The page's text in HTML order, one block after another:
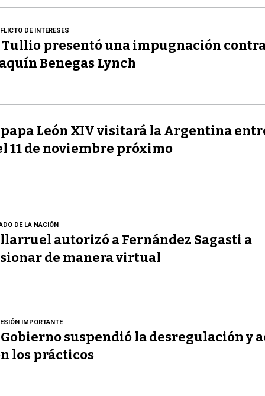
DE INTERESES
Tullio presentó una impugnación
Benegas Lynch
León XIV visitará la Argentina
11 de noviembre próximo
DE LA NACIÓN
autorizó a Fernández Sagasti a
de manera virtual
IMPORTANTE
suspendió la desregulación y
los prácticos